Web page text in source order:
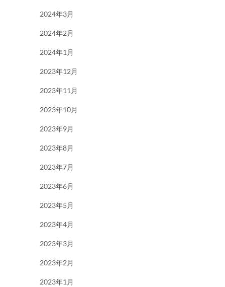
2024年3月
2024年2月
2024年1月
2023年12月
2023年11月
2023年10月
2023年9月
2023年8月
2023年7月
2023年6月
2023年5月
2023年4月
2023年3月
2023年2月
2023年1月